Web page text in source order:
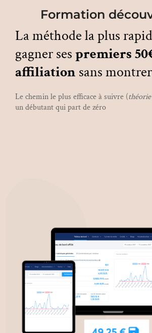
Formation
La méthode la plus
gagner sespremiers
affiliation sans
Le chemin le plus efficace à suivre (
un débutant qui part de zéro